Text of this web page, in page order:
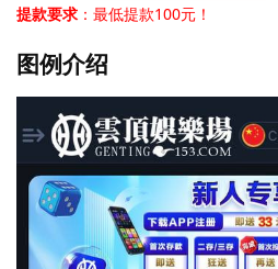
提款要求 ：最低提款100元！
图例介绍